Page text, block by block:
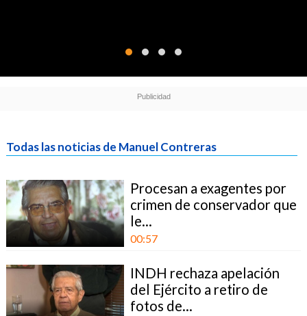
Todas las noticias de Manuel Contreras
Procesan a exagentes por
crimen de conservador que
le...
00:57
INDH rechaza apelación
del Ejército a retiro de
fotos de...